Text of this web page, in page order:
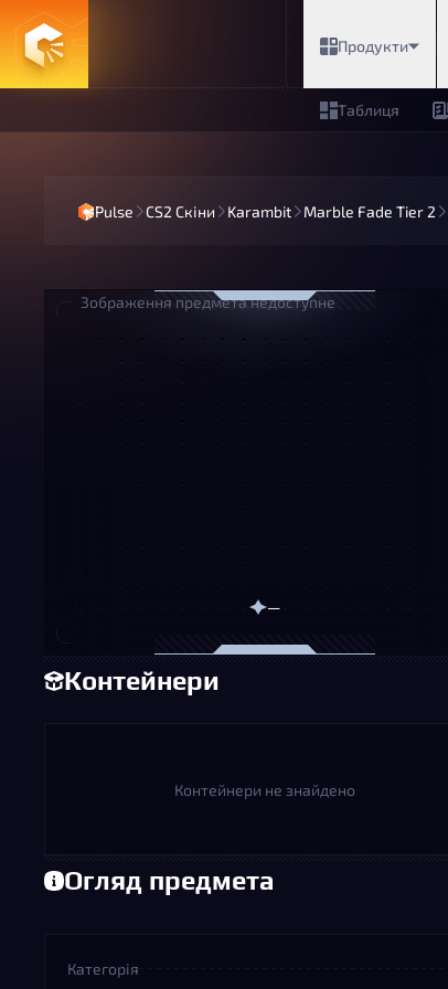
Продукти
Таблиця
Pulse CS2 Скіни Karambit Marble Fade Tier 2
Зображення предмета недоступне
—
Контейнери
Контейнери не знайдено
Огляд предмета
Категорія